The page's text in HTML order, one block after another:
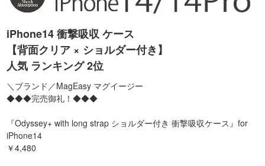
iPhone14 衝撃吸収 ケース
【背面クリア × ショルダー付き】
人気 ランキング 2位
＼ブランド／MagEasy マグイージー
◆◆◆完売御礼！◆◆◆
『Odyssey+ with long strap ショルダー付き 衝撃吸収ケース』for
iPhone14
￥4,480